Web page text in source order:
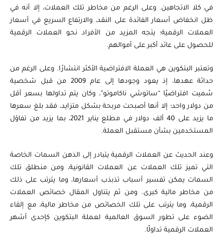
في كلا الاتجاهين. وعلى الرغم من مخاطر تلك العملات، إلا أنه في
ظل انخفاض أسعار الفائدة على النقد، والارتفاع السريع في أسعار
العملات الرقمية؛ يتجه المزيد من الأفراد نحو العملات الرقمية
للحصول على عائد أكبر على أموالهم.
وتعتبر البتكوين هي العملة الافتراضية الأكثر انتشارًا. وعلى الرغم من
حداثة عهدها، إذ يعود وجودها إلى عام 2009 من قبل شخصية
سُميت افتراضيًا “ساتوشي ناكاموتو”، وكان يتم تداولها بسعر أقل
من دولار واحد؛ إلا أنها أصبحت مربحة بشكل متزايد، فقد بلغ سعرها
ما يزيد على 40 ألف دولار في مطلع يناير 2021، بما يزيد من تفاؤل
المستخدمين بشأن مستقبل العملة.
وعند الحديث عن العملات الرقمية يتبادر إلى الذهن السمات الخاصة
التي تميز تلك العملات عن العملات القانونية، ومن منطلق تلك
السمات يمكن تفسير أسباب تذبذب أسعارها، وما يترتب على ذلك
من مخاطر مالية كبرى. ومن ثم يتناول المقال خصائص العملات
الرقمية، وما يترتب على تلك الخصائص من مخاطر مالية، مع إلقاء
الضوء على تطور السوق العالمية لعملة البتكوين كإحدى أشهر
العملات الرقمية تداولًا.